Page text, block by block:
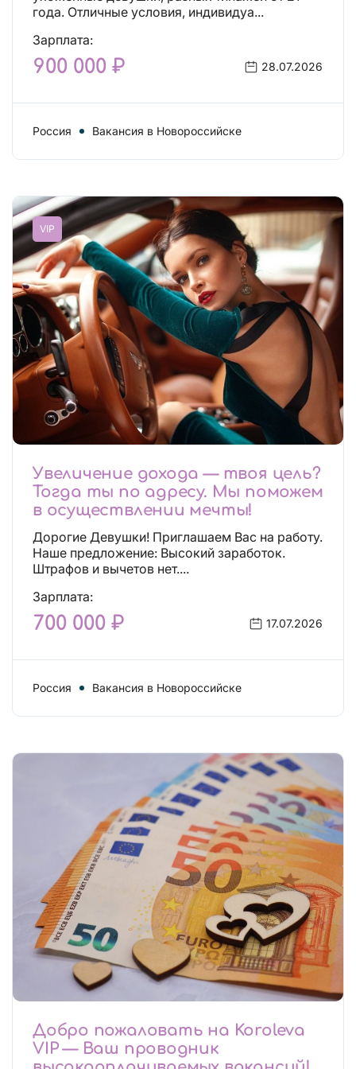
года. Отличные условия, индивидуа...
Зарплата:
900 000 ₽ 28.07.2026
Россия Вакансия в Новороссийске
VIP
Увеличение дохода — твоя цель?
Тогда ты по адресу. Мы поможем
в осуществлении мечты!
Дорогие Девушки! Приглашаем Вас на работу.
Наше предложение: Высокий заработок.
Штрафов и вычетов нет....
Зарплата:
700 000 ₽ 17.07.2026
Россия Вакансия в Новороссийске
Добро пожаловать на Koroleva
VIP — Ваш проводник